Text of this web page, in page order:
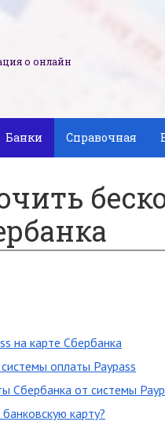
о онлайн
Банки Справочная
на карте Сбербанка
оплаты Paypass
Сбербанка от системы
карту?